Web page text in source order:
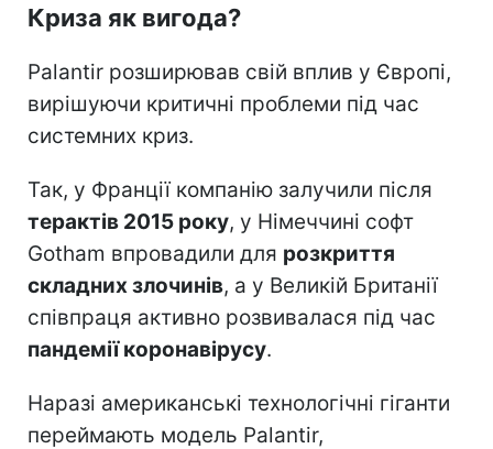
Криза як вигода?
Palantir розширював свій вплив у Європі,
вирішуючи критичні проблеми під час
системних криз.
Так, у Франції компанію залучили після
терактів 2015 року, у Німеччині софт
Gotham впровадили для розкриття
складних злочинів, а у Великій Британії
співпраця активно розвивалася під час
пандемії коронавірусу.
Наразі американські технологічні гіганти
переймають модель Palantir,